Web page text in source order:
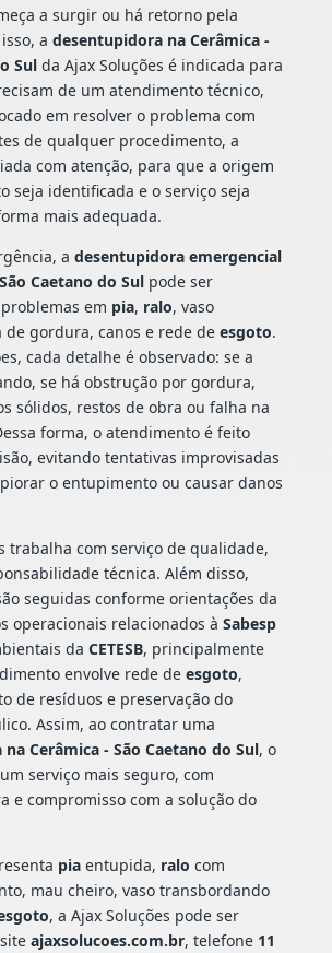
a surgir ou há retorno pela
a desentupidora na Cerâmica -
Sulda Ajax Soluções é indicada para
de um atendimento técnico,
em resolver o problema com
de qualquer procedimento, a
com atenção, para que a origem
seja identificada e o serviço seja
mais adequada.
a desentupidora emergencial
Caetano do Sulpode ser
em pia, ralo, vaso
de gordura, canos e rede de esgoto.
cada detalhe é observado: se a
se há obstrução por gordura,
sólidos, restos de obra ou falha na
forma, o atendimento é feito
evitando tentativas improvisadas
o entupimento ou causar danos
trabalha com serviço de qualidade,
técnica. Além disso,
seguidas conforme orientações da
operacionais relacionados à Sabesp
da CETESB, principalmente
envolve rede de esgoto,
de resíduos e preservação do
Assim, ao contratar uma
Cerâmica - São Caetano do Sul, o
serviço mais seguro, com
e compromisso com a solução do
piaentupida, ralo com
mau cheiro, vaso transbordando
, a Ajax Soluções pode ser
ajaxsolucoes.com.br, telefone 11